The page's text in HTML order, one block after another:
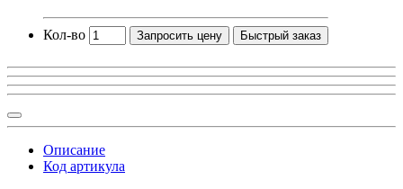
Кол-во Запросить цену Быстрый заказ
Описание
Код артикула